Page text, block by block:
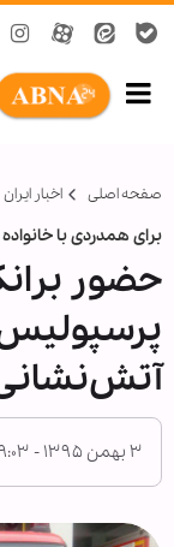
صفحه اصلی اخبار ایران
برای همدردی با
حضور
آتش‌نشانی
۳ بهمن ۱۳۹۵ - ۰۹:۰۳